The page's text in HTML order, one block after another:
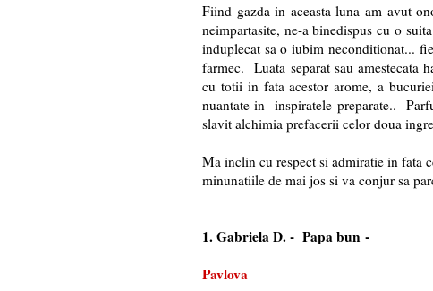
Fiind gazda in aceasta luna am avut
neimpartasite, ne-a binedispus cu o
induplecat sa o iubim neconditionat...
farmec. Luata separat sau amestecata
cu totii in fata acestor arome, a
nuantate in inspiratele preparate..
slavit alchimia prefacerii celor doua
Ma inclin cu respect si admiratie in fata
minunatiile de mai jos si va conjur sa
1. Gabriela D. - Papa bun -
Pavlova